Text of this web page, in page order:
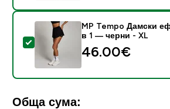
Select this product - MP
MP Tempo Дамски
в 1 — черни - XL
46.00€‎
Обща сума: